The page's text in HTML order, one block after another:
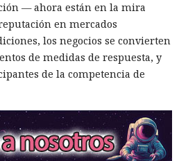
navega por páginas, rellena
con sitios en lugar del
volver esas mismas funciones
de ciberseguridad Black Hat,
Zenity mostraron cómo el
fue engañado para enviar
y gestionar compras en
del usuario.
una página falsa de
— ahora están en la mira
en mercados
los negocios se convierten
de medidas de respuesta, y
de la competencia de